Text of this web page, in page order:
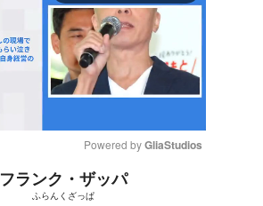
Powered by GliaStudios
フランク・ザッパ
ふらんくざっぱ